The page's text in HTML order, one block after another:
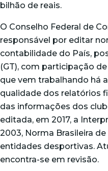
bilhão de reais.
O Conselho Federal de
responsável por editar
contabilidade do País,
(GT), com participação
que vem trabalhando há
qualidade dos relatórios
das informações dos
editada, em 2017, a
2003, Norma Brasileira
entidades desportivas.
encontra-se em revisão.